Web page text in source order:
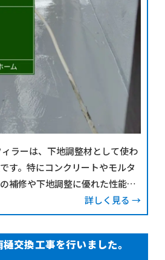
す。特にコンクリートやモルタ
補修や下地調整に優れた性能を
ン」とは、プラスの電荷（陽イ
詳しく見る →
樋交換工事を行いました。